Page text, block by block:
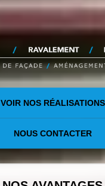
VOIR NOS RÉALISATIONS
NOUS CONTACTER